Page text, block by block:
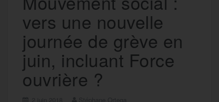
vers une nouvelle
journée de grève en
juin, incluant Force
ouvrière ?